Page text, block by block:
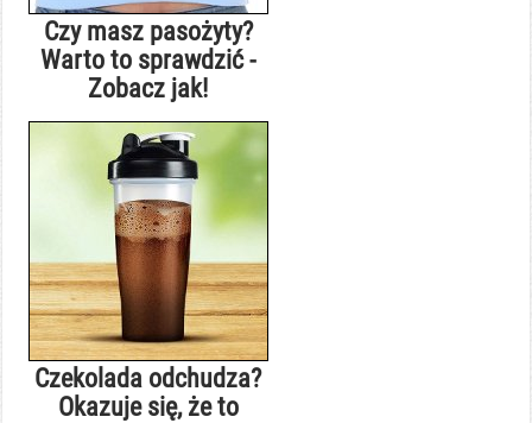
Czy masz pasożyty?
Warto to sprawdzić -
Zobacz jak!
Czekolada odchudza?
Okazuje się, że to